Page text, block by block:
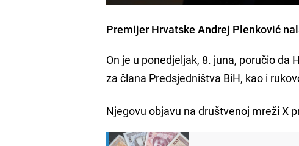
Premijer Hrvatske Andrej Plenković
On je u ponedjeljak, 8. juna, poručio
za člana Predsjedništva BiH, kao i
Njegovu objavu na društvenoj mreži X